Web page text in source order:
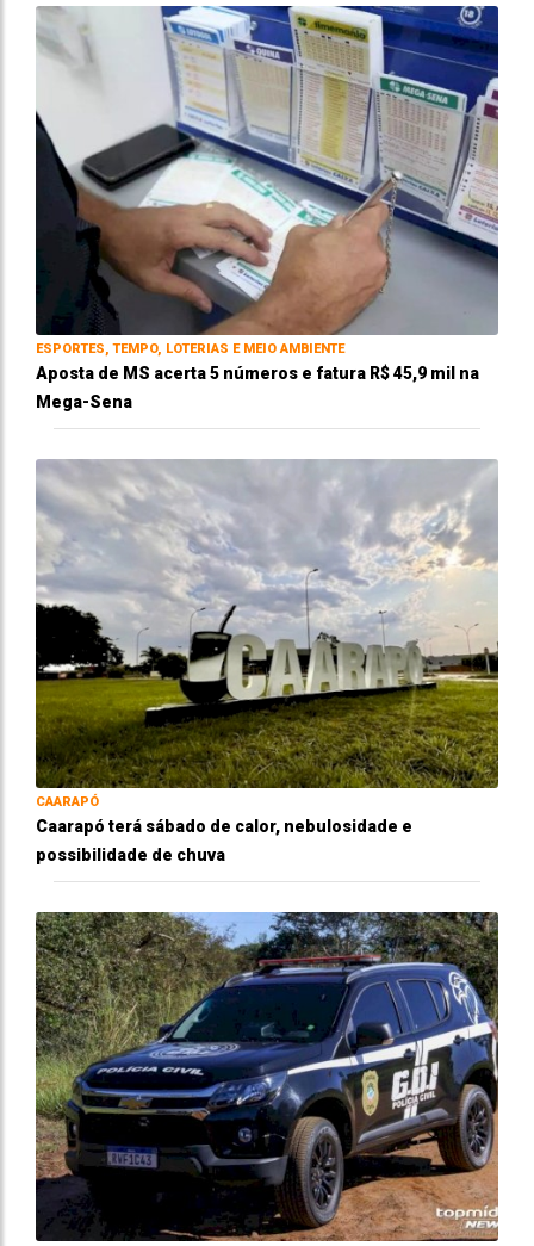
ESPORTES, TEMPO, LOTERIAS E MEIO AMBIENTE
Aposta de MS acerta 5 números e fatura R$ 45,9 mil na
Mega-Sena
CAARAPÓ
Caarapó terá sábado de calor, nebulosidade e
possibilidade de chuva